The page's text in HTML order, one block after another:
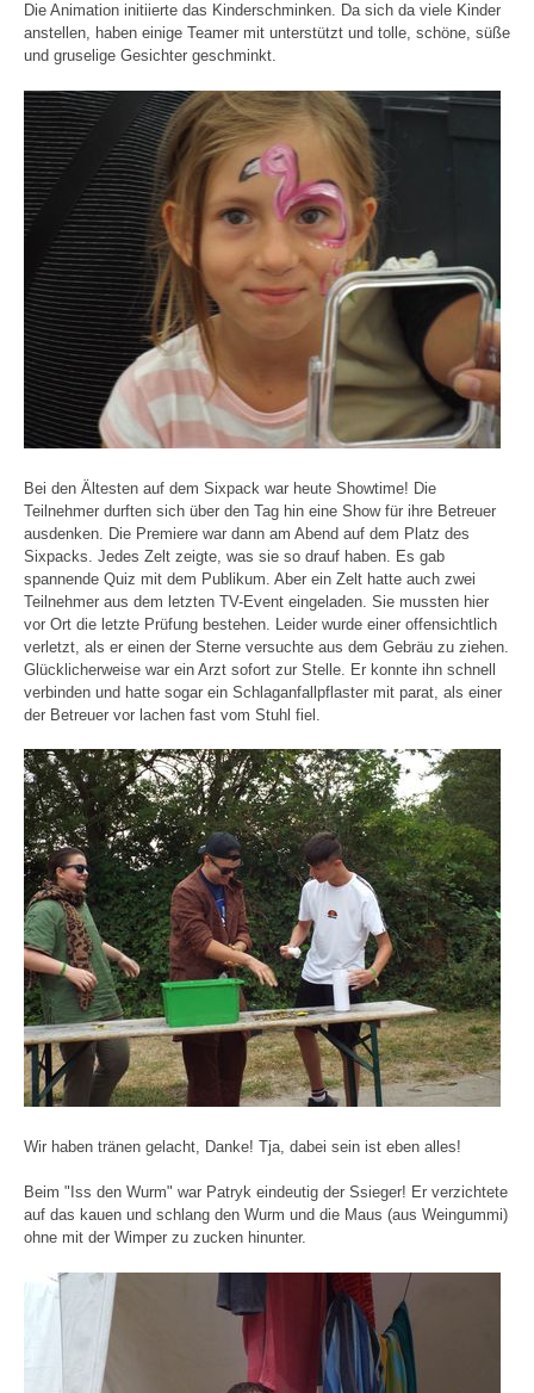
Die Animation initiierte das Kinderschminken. Da sich da viele Kinder
anstellen, haben einige Teamer mit unterstützt und tolle, schöne, süße
und gruselige Gesichter geschminkt.
Bei den Ältesten auf dem Sixpack war heute Showtime! Die
Teilnehmer durften sich über den Tag hin eine Show für ihre Betreuer
ausdenken. Die Premiere war dann am Abend auf dem Platz des
Sixpacks. Jedes Zelt zeigte, was sie so drauf haben. Es gab
spannende Quiz mit dem Publikum. Aber ein Zelt hatte auch zwei
Teilnehmer aus dem letzten TV-Event eingeladen. Sie mussten hier
vor Ort die letzte Prüfung bestehen. Leider wurde einer offensichtlich
verletzt, als er einen der Sterne versuchte aus dem Gebräu zu ziehen.
Glücklicherweise war ein Arzt sofort zur Stelle. Er konnte ihn schnell
verbinden und hatte sogar ein Schlaganfallpflaster mit parat, als einer
der Betreuer vor lachen fast vom Stuhl fiel.
Wir haben tränen gelacht, Danke! Tja, dabei sein ist eben alles!
Beim "Iss den Wurm" war Patryk eindeutig der Ssieger! Er verzichtete
auf das kauen und schlang den Wurm und die Maus (aus Weingummi)
ohne mit der Wimper zu zucken hinunter.